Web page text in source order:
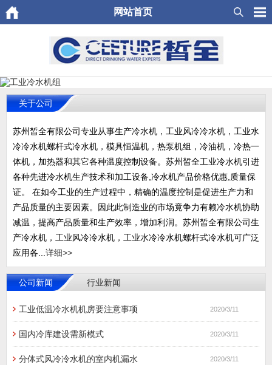
网站首页
关于公司
苏州皙全有限公司专业从事生产冷水机，工业风冷冷水机，工业水
冷冷水机螺杆式冷水机，模具恒温机，热泵机组，冷油机，冷热一
体机，加热器和其它各种温度控制设备。苏州皙全工业冷水机引进
各种先进冷水机生产技术和加工设备,冷水机产品价格优惠,质量保
证。 在如今工业的生产过程中，精确的温度控制是促进生产力和
产品质量的主要因素。因此此制造业的市场竟争力有赖冷水机协助
减温，提高产品质量和生产效率，增加利润。苏州皙全有限公司生
产冷水机，工业风冷冷水机，工业水冷冷水机螺杆式冷水机可广泛
应用各... 详细>>
公司新闻 行业新闻
工业低温冷水机机房要注意事项 2020/3/11
国内冷库建设需新模式 2020/3/11
分体式风冷冷水机的室内机漏水 2020/3/11